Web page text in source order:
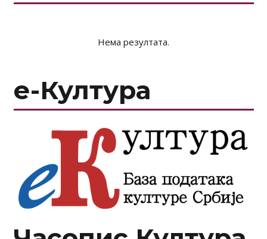
Нема резултата.
е-Култура